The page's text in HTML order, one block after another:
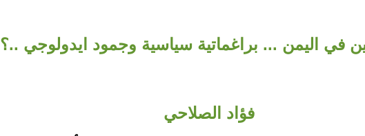
في اليمن ... براغماتية سياسية وجمود ايدولوجي ..؟
فؤاد الصلاحي